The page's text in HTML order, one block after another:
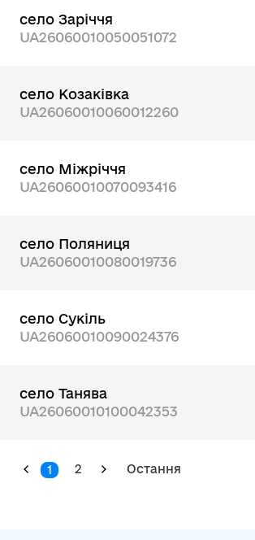
село Заріччя
UA26060010050051072
село Козаківка
UA26060010060012260
село Міжріччя
UA26060010070093416
село Поляниця
UA26060010080019736
село Сукіль
UA26060010090024376
село Танява
UA26060010100042353
1 2 Остання